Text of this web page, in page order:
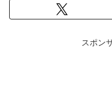
スポン